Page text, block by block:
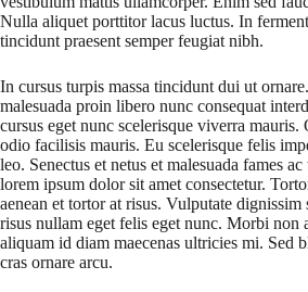
Nulla aliquet porttitor lacus luctus. In
tincidunt praesent semper feugiat nibh.
In cursus turpis massa tincidunt dui ut
malesuada proin libero nunc consequat
cursus eget nunc scelerisque viverra
odio facilisis mauris. Eu scelerisque felis
leo. Senectus et netus et malesuada fames
lorem ipsum dolor sit amet consectetur.
aenean et tortor at risus. Vulputate dignissim
risus nullam eget felis eget nunc. Morbi non
aliquam id diam maecenas ultricies mi. Sed
cras ornare arcu.